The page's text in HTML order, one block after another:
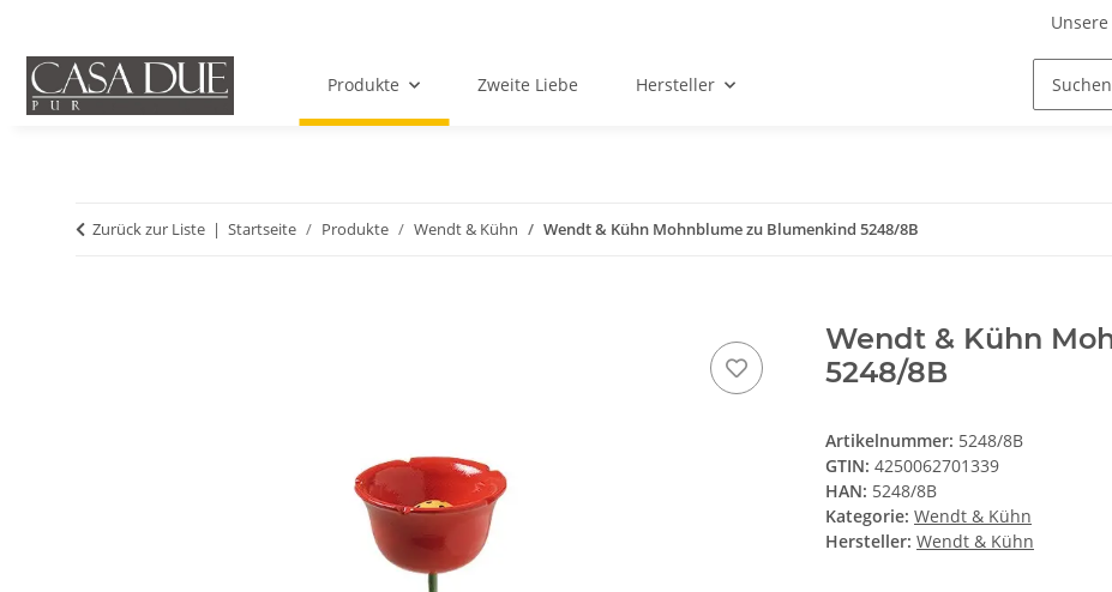
Produkte Zweite Liebe Hersteller
Zurück zur Liste Startseite Produkte Wendt & Kühn Wendt & Kühn Mohnblume zu Blumenkind 5248/8B
Wendt & Kühn
5248/8B
Artikelnummer: 5248/8B
GTIN: 4250062701339
HAN: 5248/8B
Kategorie: Wendt & Kühn
Hersteller: Wendt & Kühn